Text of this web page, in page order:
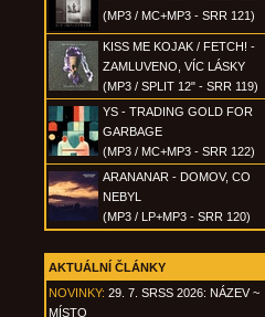
(MP3 / MC+MP3 - SRR 121)
KISS ME KOJAK / FETCH! -
ZAMLUVENO, VÍC LÁSKY
(MP3 / SPLIT 12" - SRR 119)
YS - TRADING GOLD FOR
GARBAGE
(MP3 / MC+MP3 - SRR 122)
ARANANAR - DOMOV, CO
NEBYL
(MP3 / LP+MP3 - SRR 120)
AKTUÁLNÍ ČLÁNKY
NOVINKY: 29. 7. SRSS 2026: NÁZEV ~
MÍSTO